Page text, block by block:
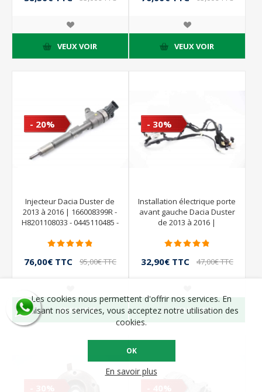
VEUX VOIR VEUX VOIR
- 20%
Injecteur Dacia Duster de
2013 à 2016 | 166008399R -
H8201108033 - 0445110485 -
76,00€ TTC 95,00€ TTC
VEUX VOIR
- 30%
Installation électrique porte
avant gauche Dacia Duster
de 2013 à 2016 |
32,90€ TTC 47,00€ TTC
VEUX VOIR
Les cookies nous permettent d'offrir nos services. En
utilisant nos services, vous acceptez notre utilisation des
cookies.
OK
En savoir plus